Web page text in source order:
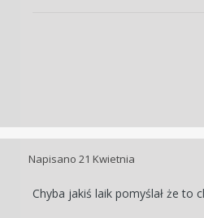
Napisano 21 Kwietnia
Chyba jakiś laik pomyślał że to